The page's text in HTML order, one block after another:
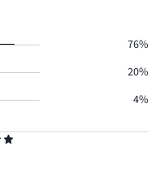
76%
20%
4%